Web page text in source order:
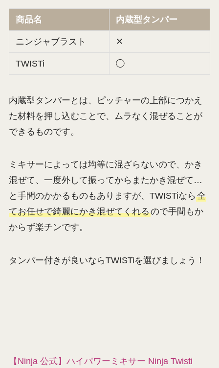
商品名 内蔵型タンパー
ニンジャブラスト ✕
TWISTi ◯
内蔵型タンパーとは、ピッチャーの上部につかえ
た材料を押し込むことで、ムラなく混ぜることが
できるものです。
ミキサーによっては均等に混ざらないので、かき
混ぜて、一度外して振ってからまたかき混ぜて…
と手間のかかるものもありますが、TWISTiなら 全
てお任せで綺麗にかき混ぜてくれるので手間もか
からず楽チンです。
タンパー付きが良いならTWISTiを選びましょう！
【Ninja 公式】ハイパワーミキサー Ninja Twisti